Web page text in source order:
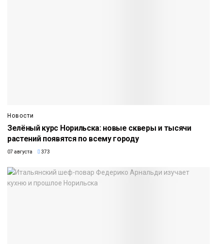
Новости
Зелёный курс Норильска: новые скверы и тысячи
растений появятся по всему городу
07 августа 373